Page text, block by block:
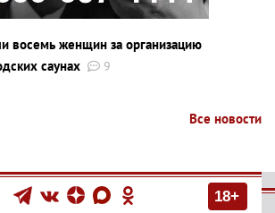
восемь женщин за организацию
саунах
9
Все новости
18+